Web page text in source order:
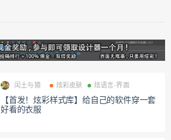
闰土与猹 炫彩皮肤 炫语言-界面
【首发！炫彩样式库】给自己的软件穿一套
好看的衣服